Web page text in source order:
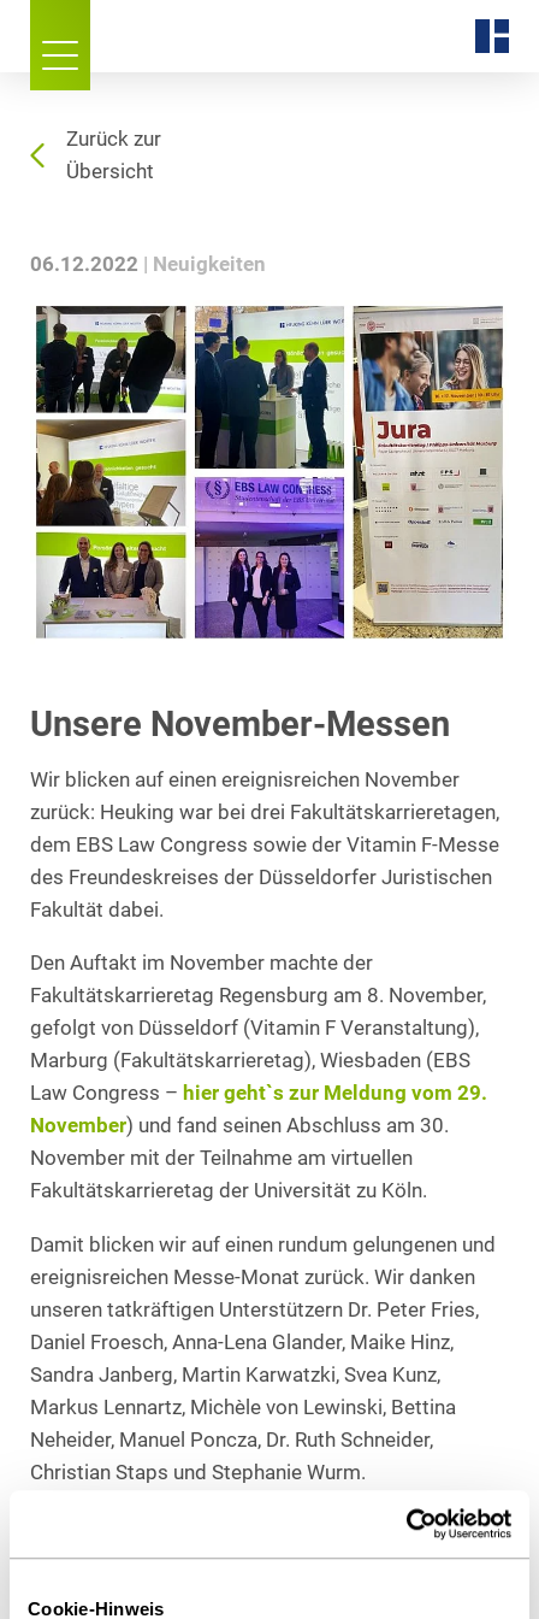
Cookie-Hinweis
Zurück zur
Übersicht
06.12.2022 Neuigkeiten
Unsere November-Messen
Wir blicken auf einen ereignisreichen November
zurück: Heuking war bei drei Fakultätskarrieretagen,
dem EBS Law Congress sowie der Vitamin F-Messe
des Freundeskreises der Düsseldorfer Juristischen
Fakultät dabei.
Den Auftakt im November machte der
Fakultätskarrieretag Regensburg am 8. November,
gefolgt von Düsseldorf (Vitamin F Veranstaltung),
Marburg (Fakultätskarrieretag), Wiesbaden (EBS
Law Congress – hier geht`s zur Meldung vom 29.
November) und fand seinen Abschluss am 30.
November mit der Teilnahme am virtuellen
Fakultätskarrieretag der Universität zu Köln.
Damit blicken wir auf einen rundum gelungenen und
ereignisreichen Messe-Monat zurück. Wir danken
unseren tatkräftigen Unterstützern Dr. Peter Fries,
Daniel Froesch, Anna-Lena Glander, Maike Hinz,
Sandra Janberg, Martin Karwatzki, Svea Kunz,
Markus Lennartz, Michèle von Lewinski, Bettina
Neheider, Manuel Poncza, Dr. Ruth Schneider,
Christian Staps und Stephanie Wurm.
Alle beantworteten ausführlich die Fragen zu den
Themen Einstieg und Karriere bei Heuking Kühn Lüer